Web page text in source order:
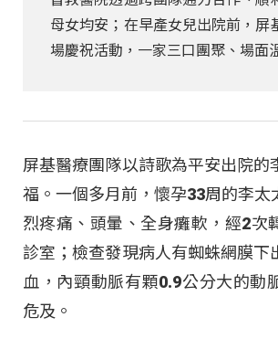
母女均安；在早產女兒出院前，屏
場慶祝活動，一家三口團聚、場面
屏基醫療團隊以詩歌為平安出院的
福。一個多月前，懷孕33周的李太
烈疼痛、頭暈、全身癱軟，經2次
診室；檢查發現病人有蜘蛛網膜下
血，內頸動脈有顆0.9公分大的動
危及。